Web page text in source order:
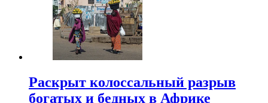
Раскрыт колоссальный разрыв
богатых и бедных в Африке